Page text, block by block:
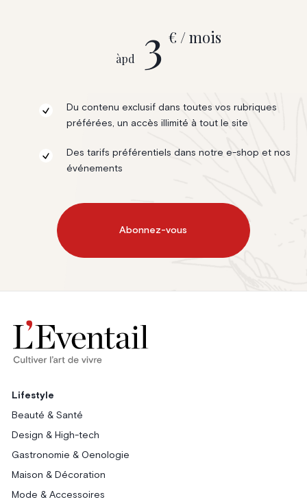
àpd 3 € / mois
Du contenu exclusif dans toutes vos rubriques
préférées, un accès illimité à tout le site
Des tarifs préférentiels dans notre e-shop et nos
événements
Abonnez-vous
Lifestyle
Beauté & Santé
Design & High-tech
Gastronomie & Oenologie
Maison & Décoration
Mode & Accessoires